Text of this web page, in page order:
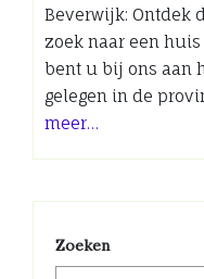
Beverwijk: Ontdek
zoek naar een
bent u bij ons aan
gelegen in de
meer…
Zoeken